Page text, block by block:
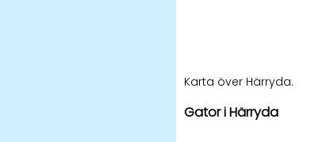
Karta över Härryda.
Gator i Härryda